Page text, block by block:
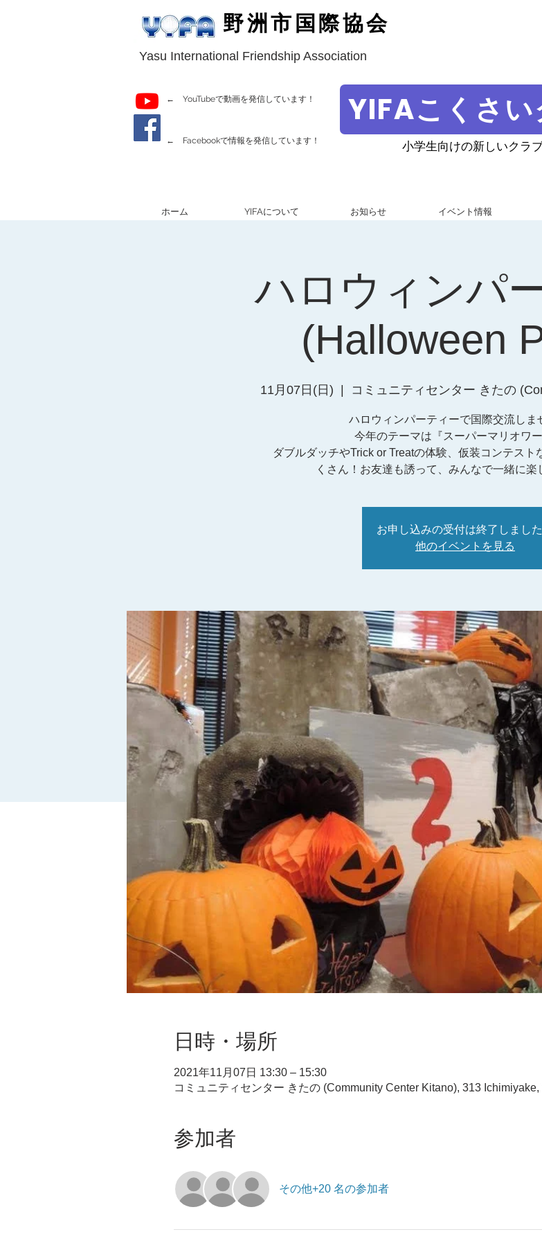
野洲市国際協会
Yasu International Friendship Association
← YouTubeで動画を発信しています！
← Facebookで情報を発信しています！
YIFAこくさ
小学生向けの新しいクラブ
ホーム YIFAについて お知らせ イベント情報
ハロウィンパ
(Halloween
11月07日(日) コミュニティセンター きたの
ハロウィンパーティーで国際交流しま
今年のテーマは『スーパーマリオワー
ダブルダッチやTrick or Treatの体験、仮装コンテスト
くさん！お友達も誘って、みんなで一緒に楽
お申し込みの受付は終了しました
他のイベントを見る
日時・場所
2021年11月07日 13:30 – 15:30
コミュニティセンター きたの (Community Center Kitano), 313
参加者
その他+20 名の参加者